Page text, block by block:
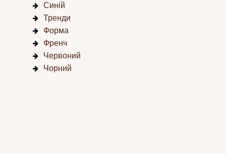
Синій
Тренди
Форма
Френч
Червоний
Чорний